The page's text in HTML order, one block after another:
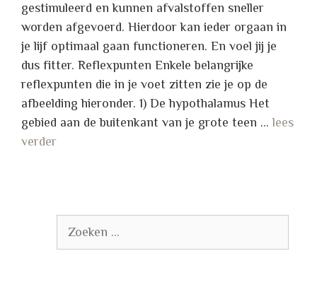
gestimuleerd en kunnen afvalstoffen sneller
worden afgevoerd. Hierdoor kan ieder orgaan in
je lijf optimaal gaan functioneren. En voel jij je
dus fitter. Reflexpunten Enkele belangrijke
reflexpunten die in je voet zitten zie je op de
afbeelding hieronder. 1) De hypothalamus Het
gebied aan de buitenkant van je grote teen …lees
verder
naar: